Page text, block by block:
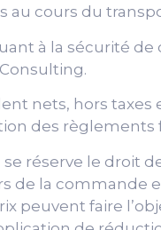
au cours du
à la sécurité
nets, hors
des règlements
réserve le droit
de la commande
peuvent faire